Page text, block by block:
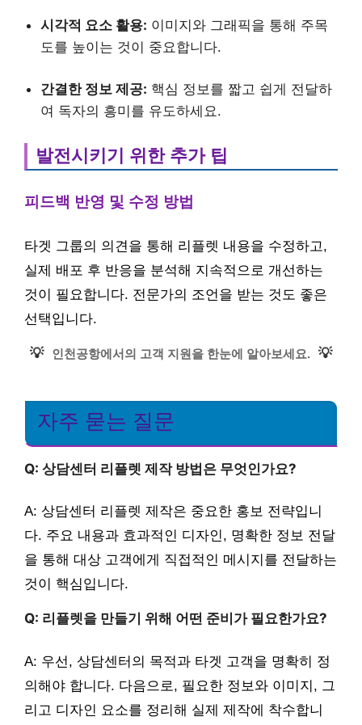
시각적 요소 활용: 이미지와 그래픽을 통해 주목
도를 높이는 것이 중요합니다.
간결한 정보 제공: 핵심 정보를 짧고 쉽게 전달하
여 독자의 흥미를 유도하세요.
발전시키기 위한 추가 팁
피드백 반영 및 수정 방법
타겟 그룹의 의견을 통해 리플렛 내용을 수정하고,
실제 배포 후 반응을 분석해 지속적으로 개선하는
것이 필요합니다. 전문가의 조언을 받는 것도 좋은
선택입니다.
💡 인천공항에서의 고객 지원을 한눈에 알아보세요. 💡
자주 묻는 질문
Q: 상담센터 리플렛 제작 방법은 무엇인가요?
A: 상담센터 리플렛 제작은 중요한 홍보 전략입니
다. 주요 내용과 효과적인 디자인, 명확한 정보 전달
을 통해 대상 고객에게 직접적인 메시지를 전달하는
것이 핵심입니다.
Q: 리플렛을 만들기 위해 어떤 준비가 필요한가요?
A: 우선, 상담센터의 목적과 타겟 고객을 명확히 정
의해야 합니다. 다음으로, 필요한 정보와 이미지, 그
리고 디자인 요소를 정리해 실제 제작에 착수합니